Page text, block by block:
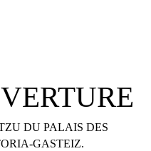
DU PALAIS DES
GASTEIZ.